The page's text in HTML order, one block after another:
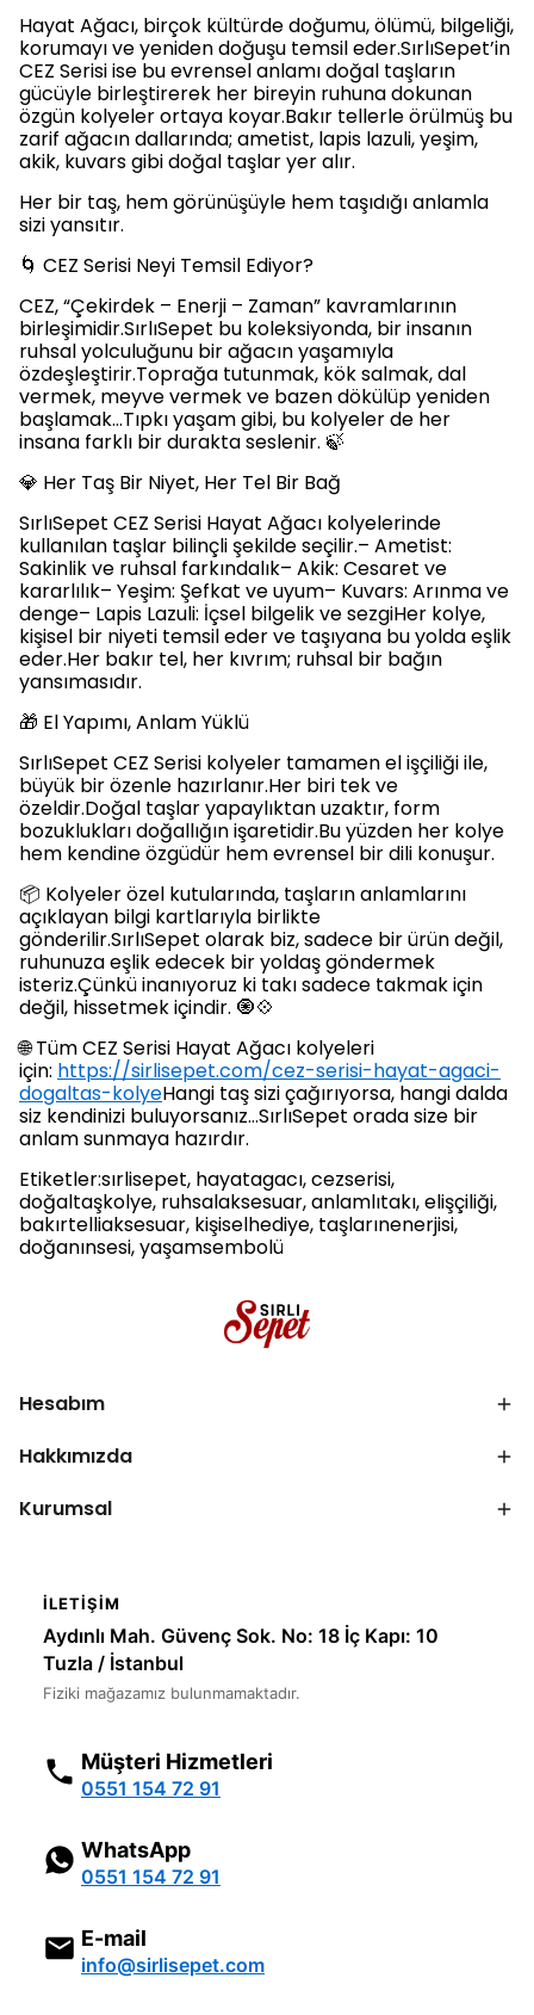
Hayat Ağacı, birçok kültürde doğumu, ölümü, bilgeliği,
korumayı ve yeniden doğuşu temsil eder.SırlıSepet’in
CEZ Serisi ise bu evrensel anlamı doğal taşların
gücüyle birleştirerek her bireyin ruhuna dokunan
özgün kolyeler ortaya koyar.Bakır tellerle örülmüş bu
zarif ağacın dallarında; ametist, lapis lazuli, yeşim,
akik, kuvars gibi doğal taşlar yer alır.
Her bir taş, hem görünüşüyle hem taşıdığı anlamla
sizi yansıtır.
🌀 CEZ Serisi Neyi Temsil Ediyor?
CEZ, “Çekirdek – Enerji – Zaman” kavramlarının
birleşimidir.SırlıSepet bu koleksiyonda, bir insanın
ruhsal yolculuğunu bir ağacın yaşamıyla
özdeşleştirir.Toprağa tutunmak, kök salmak, dal
vermek, meyve vermek ve bazen dökülüp yeniden
başlamak…Tıpkı yaşam gibi, bu kolyeler de her
insana farklı bir durakta seslenir. 🍃
💎 Her Taş Bir Niyet, Her Tel Bir Bağ
SırlıSepet CEZ Serisi Hayat Ağacı kolyelerinde
kullanılan taşlar bilinçli şekilde seçilir.– Ametist:
Sakinlik ve ruhsal farkındalık– Akik: Cesaret ve
kararlılık– Yeşim: Şefkat ve uyum– Kuvars: Arınma ve
denge– Lapis Lazuli: İçsel bilgelik ve sezgiHer kolye,
kişisel bir niyeti temsil eder ve taşıyana bu yolda eşlik
eder.Her bakır tel, her kıvrım; ruhsal bir bağın
yansımasıdır.
🎁 El Yapımı, Anlam Yüklü
SırlıSepet CEZ Serisi kolyeler tamamen el işçiliği ile,
büyük bir özenle hazırlanır.Her biri tek ve
özeldir.Doğal taşlar yapaylıktan uzaktır, form
bozuklukları doğallığın işaretidir.Bu yüzden her kolye
hem kendine özgüdür hem evrensel bir dili konuşur.
📦 Kolyeler özel kutularında, taşların anlamlarını
açıklayan bilgi kartlarıyla birlikte
gönderilir.SırlıSepet olarak biz, sadece bir ürün değil,
ruhunuza eşlik edecek bir yoldaş göndermek
isteriz.Çünkü inanıyoruz ki takı sadece takmak için
değil, hissetmek içindir. 🧿💠
🌐 Tüm CEZ Serisi Hayat Ağacı kolyeleri
için: https://sirlisepet.com/cez-serisi-hayat-agaci-
dogaltas-kolyeHangi taş sizi çağırıyorsa, hangi dalda
siz kendinizi buluyorsanız…SırlıSepet orada size bir
anlam sunmaya hazırdır.
Etiketler:sırlisepet, hayatagacı, cezserisi,
doğaltaşkolye, ruhsalaksesuar, anlamlıtakı, elişçiliği,
bakırtelliaksesuar, kişiselhediye, taşlarınenerjisi,
doğanınsesi, yaşamsembolü
Hesabım
Hakkımızda
Kurumsal
İLETIŞIM
Aydınlı Mah. Güvenç Sok. No: 18 İç Kapı: 10
Tuzla / İstanbul
Fiziki mağazamız bulunmamaktadır.
Müşteri Hizmetleri
0551 154 72 91
WhatsApp
0551 154 72 91
E-mail
info@sirlisepet.com